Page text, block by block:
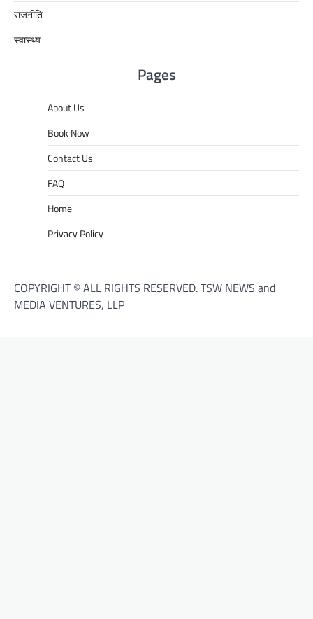
राजनीति
स्वास्थ्य
Pages
About Us
Book Now
Contact Us
FAQ
Home
Privacy Policy
COPYRIGHT © ALL RIGHTS RESERVED. TSW NEWS and
MEDIA VENTURES, LLP